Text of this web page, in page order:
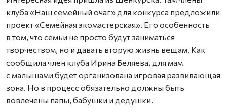
клуба «Наш семейный очаг» для конкурса предложили
проект «Семейная экомастерская». Его особенность
в том, что семьи не просто будут заниматься
творчеством, но и давать вторую жизнь вещам. Как
сообщила член клуба Ирина Беляева, для мам
с малышами будет организована игровая развивающая
зона. Но в процесс обязательно должны быть
вовлечены папы, бабушки и дедушки.